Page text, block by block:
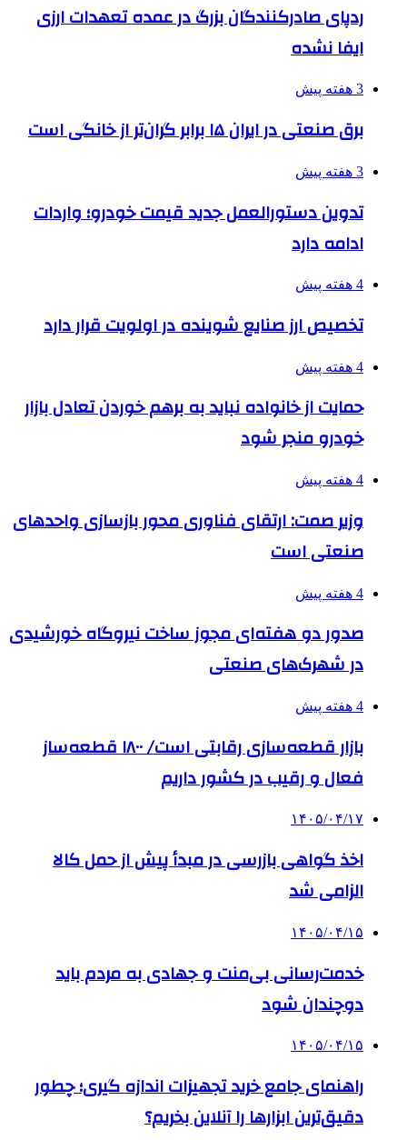
ردپای صادرکنندگان بزرگ در عمده تعهدات ارزی
ایفا نشده
3 هفته پیش
برق صنعتی در ایران ۱۵ برابر گران‌تر از خانگی است
3 هفته پیش
تدوین دستورالعمل جدید قیمت خودرو؛ واردات
ادامه دارد
4 هفته پیش
تخصیص ارز صنایع شوینده در اولویت قرار دارد
4 هفته پیش
حمایت از خانواده نباید به برهم خوردن تعادل بازار
خودرو منجر شود
4 هفته پیش
وزیر صمت: ارتقای فناوری محور بازسازی واحدهای
صنعتی است
4 هفته پیش
صدور دو هفته‌ای مجوز ساخت نیروگاه خورشیدی
در شهرک‌های صنعتی
4 هفته پیش
بازار قطعه‌سازی رقابتی است/ ۱۸۰۰ قطعه‌ساز
فعال و رقیب در کشور داریم
۱۴۰۵/۰۴/۱۷
اخذ گواهی بازرسی در مبدأ پیش از حمل کالا
الزامی شد
۱۴۰۵/۰۴/۱۵
خدمت‌رسانی بی‌منت و جهادی به مردم باید
دوچندان شود
۱۴۰۵/۰۴/۱۵
راهنمای جامع خرید تجهیزات اندازه گیری؛ چطور
دقیق‌ترین ابزارها را آنلاین بخریم؟